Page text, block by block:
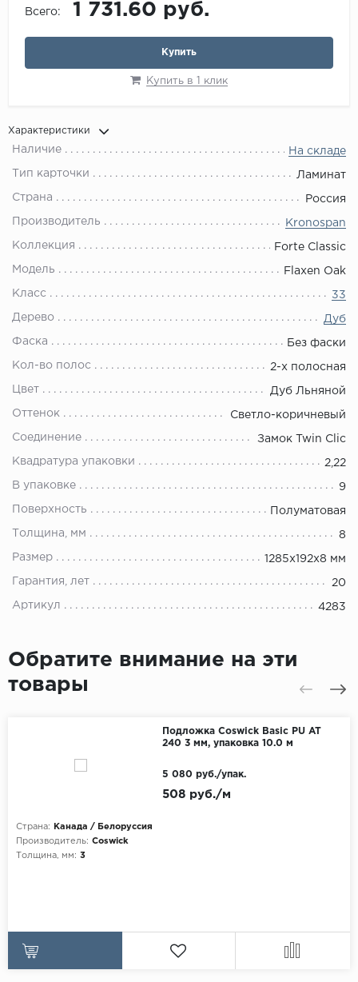
Всего: 1 731.60 руб.
Купить
Купить в 1 клик
Характеристики
Наличие На складе
Тип карточки Ламинат
Страна Россия
Производитель Kronospan
Коллекция Forte Classic
Модель Flaxen Oak
Класс 33
Дерево Дуб
Фаска Без фаски
Кол-во полос 2-х полосная
Цвет Дуб Льняной
Оттенок Светло-коричневый
Соединение Замок Twin Clic
Квадратура упаковки 2,22
В упаковке 9
Поверхность Полуматовая
Толщина, мм 8
Размер 1285x192x8 мм
Гарантия, лет 20
Артикул 4283
Обратите внимание на эти
товары
Подложка Coswick Basic PU AT
240 3 мм, упаковка 10.0 м
Страна:
Канада / Белоруссия
Производитель: Coswick
Толщина, мм: 3
508 руб./м
5 080 руб./упак.